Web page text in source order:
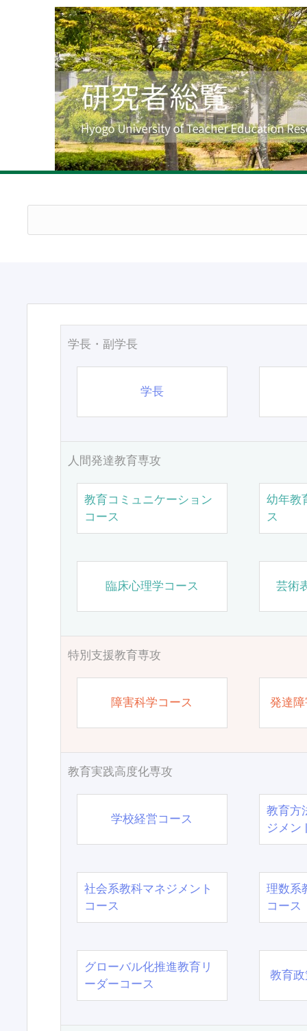
学長・副学長
学長
人間発達教育専攻
教育コミュニケーション
コース
幼年教
ス
臨床心理学コース 芸術
特別支援教育専攻
障害科学コース 発達
教育実践高度化専攻
学校経営コース
教育方
ジメン
社会系教科マネジメント
コース
理数系
コース
グローバル化推進教育リ
ーダーコース
教育